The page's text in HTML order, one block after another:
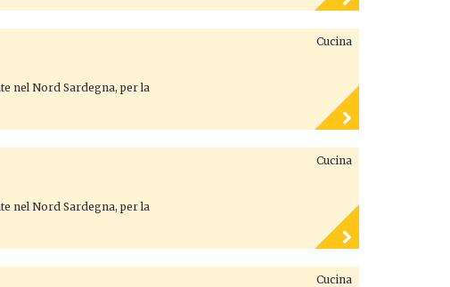
Cucina
nel Nord Sardegna, per la
Cucina
nel Nord Sardegna, per la
Cucina